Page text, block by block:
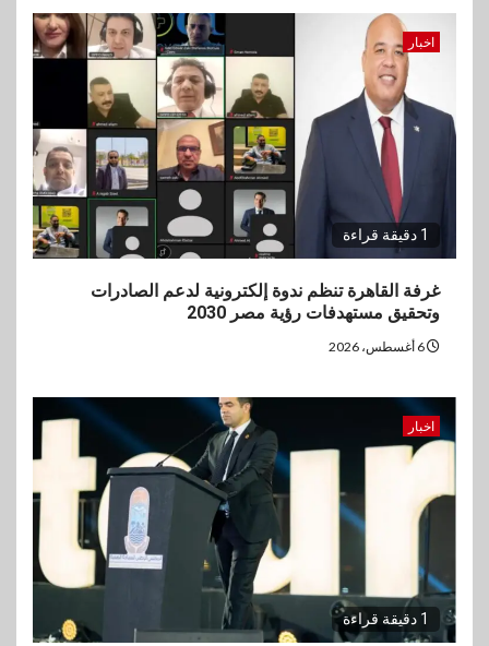
اخبار
1 دقيقة قراءة
غرفة القاهرة تنظم ندوة إلكترونية لدعم الصادرات
وتحقيق مستهدفات رؤية مصر 2030
اخبار
1 دقيقة قراءة